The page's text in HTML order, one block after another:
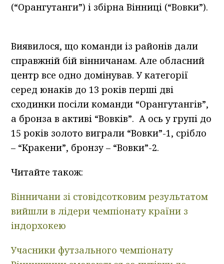
(“Орангутанги”) і збірна Вінниці (“Вовки”).
Виявилося, що команди із районів дали
справжній бій вінничанам. Але обласний
центр все одно домінував. У категорії
серед юнаків до 13 років перші дві
сходинки посіли команди “Орангутангів”,
а бронза в активі “Вовків”. А ось у групі до
15 років золото виграли “Вовки”-1, срібло
– “Кракени”, бронзу – “Вовки”-2.
Читайте також:
Вінничани зі стовідсотковим результатом
вийшли в лідери чемпіонату країни з
індорхокею
Учасники футзального чемпіонату